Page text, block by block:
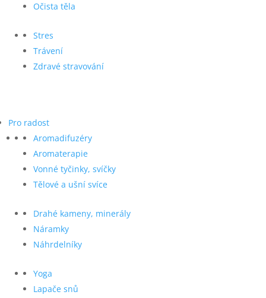
Očista těla
Stres
Trávení
Zdravé stravování
Pro radost
Aromadifuzéry
Aromaterapie
Vonné tyčinky, svíčky
Tělové a ušní svíce
Drahé kameny, minerály
Náramky
Náhrdelníky
Yoga
Lapače snů